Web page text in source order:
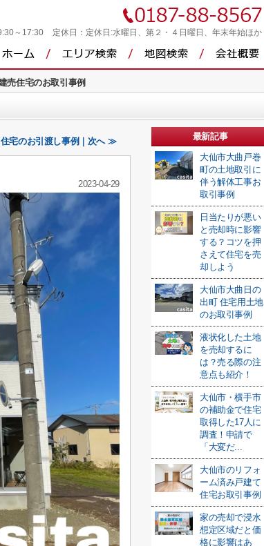
～17:30 定休日： 定休日:水曜日、第２・４日曜日、年末年始ほか
売住宅のお取引事例
宅のお引渡し事例｜次へ ≫
2023-04-29
最新記事
大仙市大曲戸巻
町の土地取引に
伴う解体工事お
取引事例
日当たりが悪い
と売却時に影響
する？コツを押
さえて住宅を売
却しよう
大仙市大曲日の
出町 住宅用土地
のお取引事例
液状化した土地
を売却するに
は？売る際の注
意点も紹介！
大仙市・横手市
の補助金で住宅
取得した17人に
調査！申請で
「大変だ...
大仙市のリフォ
ーム済み戸建て
住宅お取引事例
家の売却で浸水
想定区域だと価
格に影響はあ